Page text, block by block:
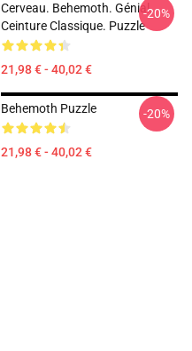
Cerveau. Behemoth. Génial.
Ceinture Classique. Puzzle
21,98 € - 40,02 €
-20%
Behemoth Puzzle
21,98 € - 40,02 €
-20%